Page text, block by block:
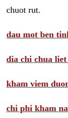
chuot rut.
dau mot ben
dia chi chua
kham viem
chi phi kham